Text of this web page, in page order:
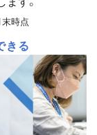
時点
きる